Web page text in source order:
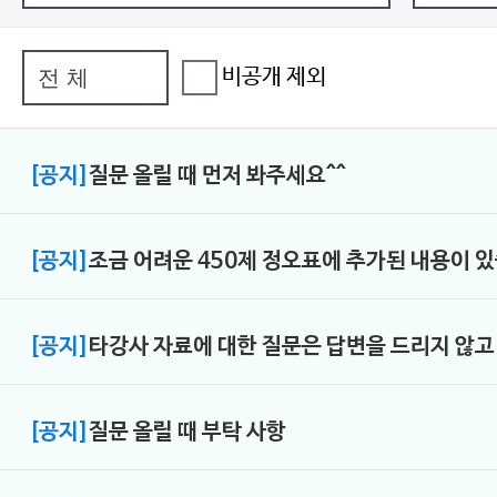
비공개 제외
[공지] 질문 올릴 때 먼저 봐주세요^^
[공지] 조금 어려운 450제 정오표에 추가된 내용이
[공지] 타강사 자료에 대한 질문은 답변을 드리지 않
[공지] 질문 올릴 때 부탁 사항